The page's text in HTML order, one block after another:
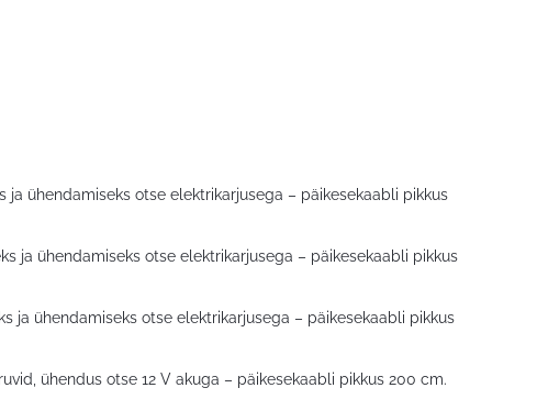
ühendamiseks otse elektrikarjusega – päikesekaabli pikkus
ja ühendamiseks otse elektrikarjusega – päikesekaabli pikkus
ja ühendamiseks otse elektrikarjusega – päikesekaabli pikkus
ühendus otse 12 V akuga – päikesekaabli pikkus 200 cm.